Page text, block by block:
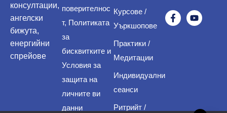
консултации,
ангелски
бижута,
енергийни
спрейове
поверителнос
т, Политиката
за
бисквитките и
Условия за
защита на
личните ви
данни
Курсове /
Уъркшопове
Практики /
Медитации
Индивидуални
сеанси
Ритрийт /